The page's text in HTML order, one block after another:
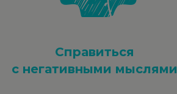
Справиться
с негативными мыслями